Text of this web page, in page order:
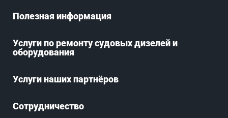
Полезная информация
Услуги по ремонту судовых дизелей и
оборудования
Услуги наших партнёров
Сотрудничество